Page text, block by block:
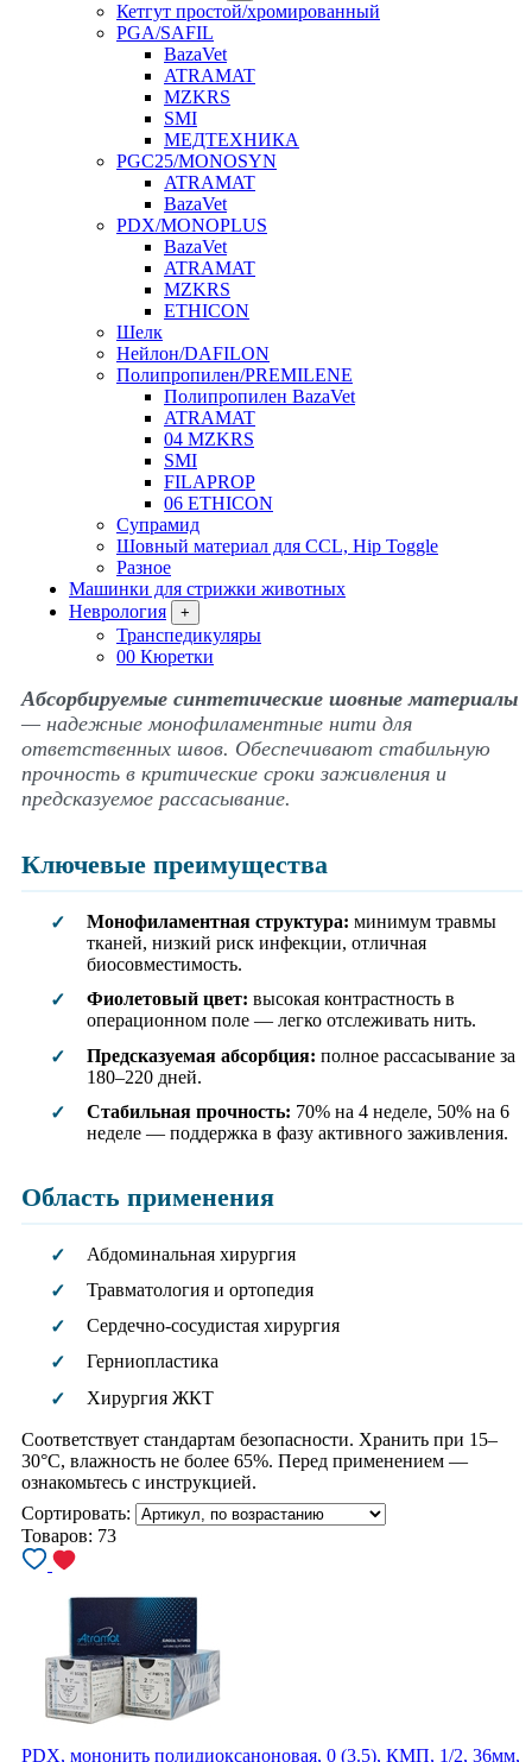
Кетгут простой/хромированный
PGA/SAFIL
BazaVet
ATRAMAT
MZKRS
SMI
МЕДТЕХНИКА
PGC25/MONOSYN
ATRAMAT
BazaVet
PDX/MONOPLUS
BazaVet
ATRAMAT
MZKRS
ETHICON
Шелк
Нейлон/DAFILON
Полипропилен/PREMILENE
Полипропилен BazaVet
ATRAMAT
04 MZKRS
SMI
FILAPROP
06 ETHICON
Супрамид
Шовный материал для CCL, Hip Toggle
Разное
Машинки для стрижки животных
Неврология
+
Транспедикуляры
00 Кюретки
Абсорбируемые синтетические шовные материалы
— надежные монофиламентные нити для
ответственных швов. Обеспечивают стабильную
прочность в критические сроки заживления и
предсказуемое рассасывание.
Ключевые преимущества
✓ Монофиламентная структура: минимум травмы
тканей, низкий риск инфекции, отличная
биосовместимость.
✓
Фиолетовый цвет: высокая контрастность в
операционном поле — легко отслеживать нить.
✓
Предсказуемая абсорбция: полное рассасывание за
180–220 дней.
✓
Стабильная прочность: 70% на 4 неделе, 50% на 6
неделе — поддержка в фазу активного заживления.
Область применения
✓
Абдоминальная хирургия
✓
Травматология и ортопедия
✓
Сердечно-сосудистая хирургия
✓
Герниопластика
✓
Хирургия ЖКТ
Соответствует стандартам безопасности. Хранить при 15–
30°C, влажность не более 65%. Перед применением —
ознакомьтесь с инструкцией.
Сортировать:
Товаров: 73
PDX, мононить полидиоксаноновая, 0 (3.5), КМП, 1/2, 36мм,